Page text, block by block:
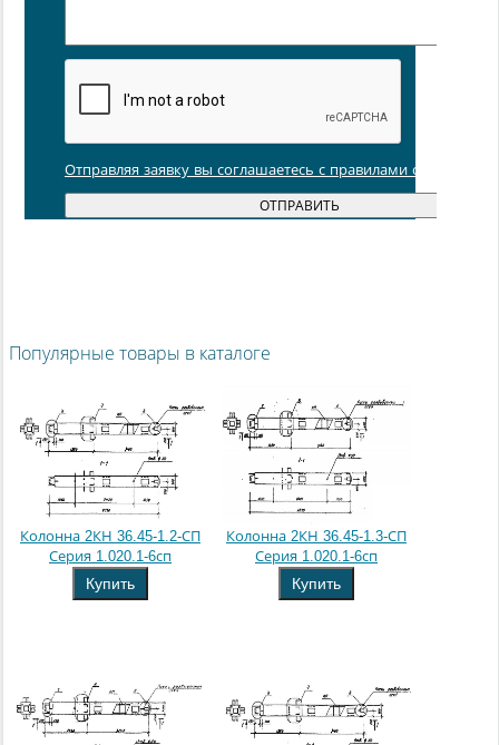
Отправляя заявку вы соглашаетесь с правилами обработки
Популярные товары в каталоге
Колонна 2КН 36.45-1.2-СП
Серия 1.020.1-6сп
Купить
Колонна 2КН 36.45-1.3-СП
Серия 1.020.1-6сп
Купить